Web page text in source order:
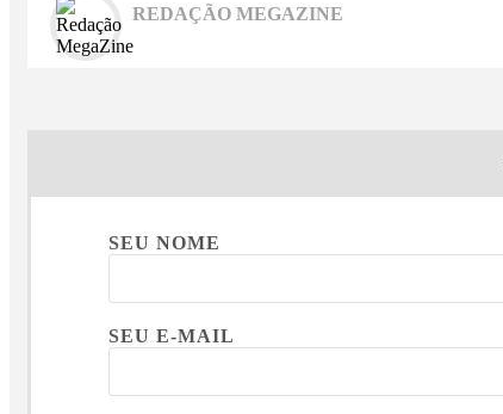
REDAÇÃO MEGAZINE
SEU NOME
SEU E-MAIL